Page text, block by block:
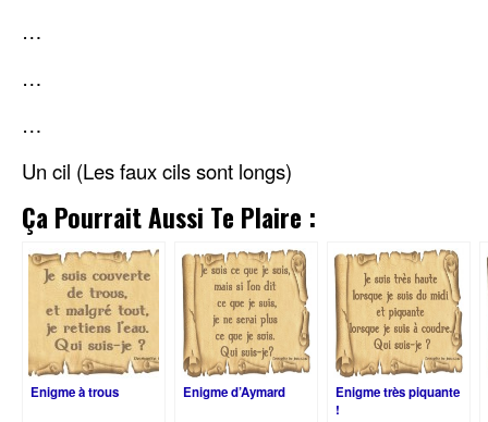
…
…
…
Un cil (Les faux cils sont longs)
Ça Pourrait Aussi Te Plaire :
Enigme à trous Enigme d’Aymard
Enigme très piquante
!